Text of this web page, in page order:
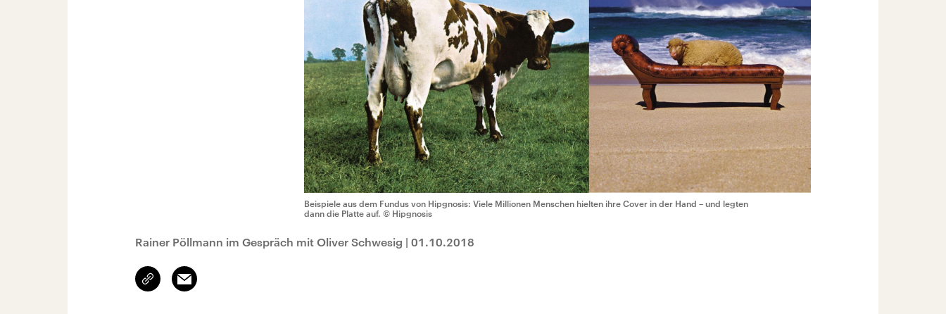
Beispiele aus dem Fundus von Hipgnosis: Viele Millionen Menschen hielten ihre Cover in der Hand – und legten
dann die Platte auf. © Hipgnosis
Rainer Pöllmann im Gespräch mit Oliver Schwesig | 01.10.2018
Link
kopieren/teilen
Email